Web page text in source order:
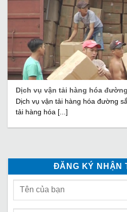
Dịch vụ vận tải hàng hóa
Dịch vụ vận tải hàng hóa đường
tải hàng hóa [...]
ĐĂNG KÝ NHẬN